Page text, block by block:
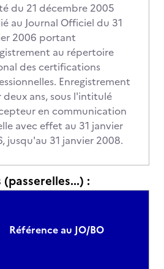
du 21 décembre 2005
au Journal Officiel du 31
2006 portant
au répertoire
des certifications
Enregistrement
deux ans, sous l'intitulé
en communication
avec effet au 31 janvier
jusqu'au 31 janvier 2008.
:
Référence au JO/BO